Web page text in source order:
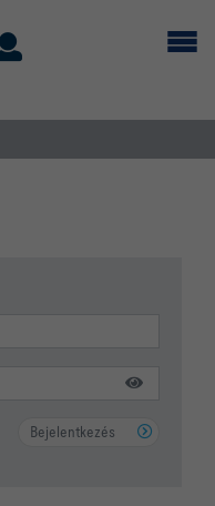
Bejelentkezés